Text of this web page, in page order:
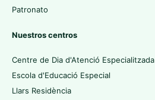
Patronato
Nuestros centros
Centre de Dia d'Atenció Especialitzada
Escola d'Educació Especial
Llars Residència